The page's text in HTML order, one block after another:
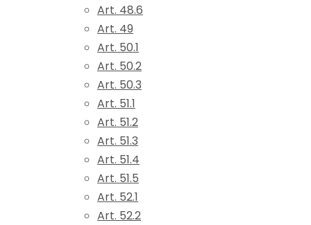
Art. 48.6
Art. 49
Art. 50.1
Art. 50.2
Art. 50.3
Art. 51.1
Art. 51.2
Art. 51.3
Art. 51.4
Art. 51.5
Art. 52.1
Art. 52.2